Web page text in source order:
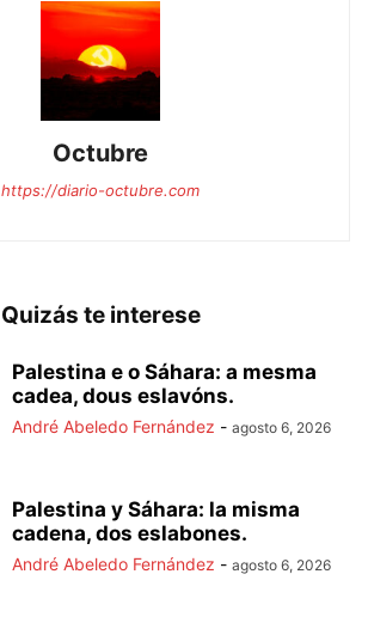
Octubre
https://diario-octubre.com
Quizás te interese
Palestina e o Sáhara: a mesma
cadea, dous eslavóns.
André Abeledo Fernández - agosto 6, 2026
Palestina y Sáhara: la misma
cadena, dos eslabones.
André Abeledo Fernández - agosto 6, 2026